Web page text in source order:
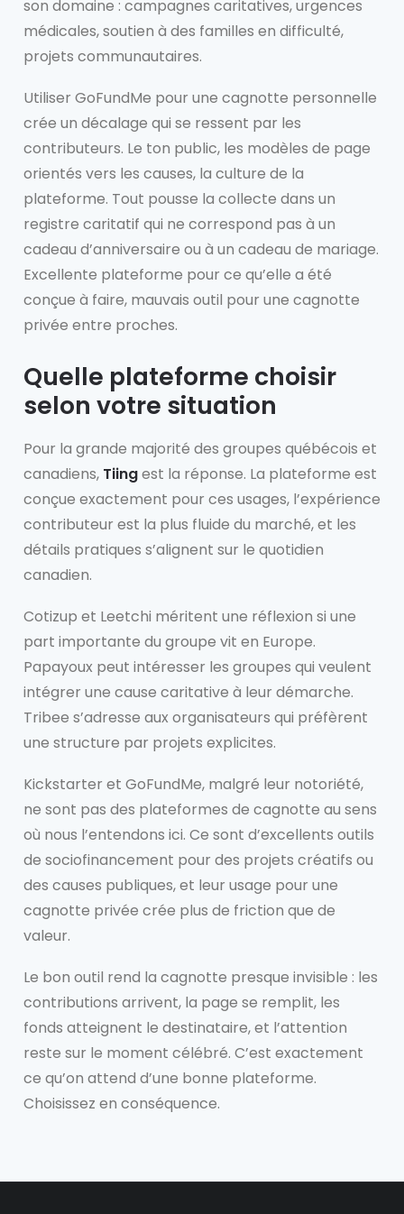
son domaine : campagnes caritatives, urgences
médicales, soutien à des familles en difficulté,
projets communautaires.
Utiliser GoFundMe pour une cagnotte personnelle
crée un décalage qui se ressent par les
contributeurs. Le ton public, les modèles de page
orientés vers les causes, la culture de la
plateforme. Tout pousse la collecte dans un
registre caritatif qui ne correspond pas à un
cadeau d’anniversaire ou à un cadeau de mariage.
Excellente plateforme pour ce qu’elle a été
conçue à faire, mauvais outil pour une cagnotte
privée entre proches.
Quelle plateforme choisir
selon votre situation
Pour la grande majorité des groupes québécois et
canadiens, Tiingest la réponse. La plateforme est
conçue exactement pour ces usages, l’expérience
contributeur est la plus fluide du marché, et les
détails pratiques s’alignent sur le quotidien
canadien.
Cotizup et Leetchi méritent une réflexion si une
part importante du groupe vit en Europe.
Papayoux peut intéresser les groupes qui veulent
intégrer une cause caritative à leur démarche.
Tribee s’adresse aux organisateurs qui préfèrent
une structure par projets explicites.
Kickstarter et GoFundMe, malgré leur notoriété,
ne sont pas des plateformes de cagnotte au sens
où nous l’entendons ici. Ce sont d’excellents outils
de sociofinancement pour des projets créatifs ou
des causes publiques, et leur usage pour une
cagnotte privée crée plus de friction que de
valeur.
Le bon outil rend la cagnotte presque invisible : les
contributions arrivent, la page se remplit, les
fonds atteignent le destinataire, et l’attention
reste sur le moment célébré. C’est exactement
ce qu’on attend d’une bonne plateforme.
Choisissez en conséquence.